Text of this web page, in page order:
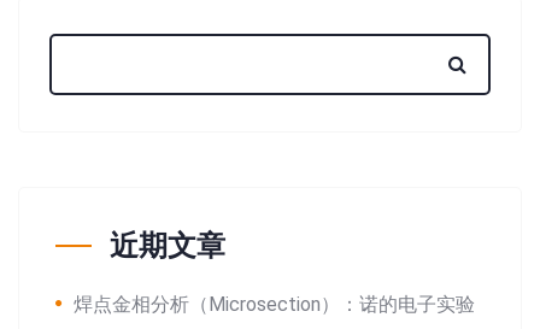
近期文章
焊点金相分析（Microsection）：诺的电子实验